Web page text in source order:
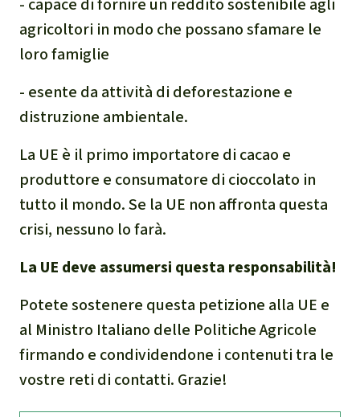
agricoltori in modo che possano sfamare le
loro famiglie
- esente da attività di deforestazione e
distruzione ambientale.
La UE è il primo importatore di cacao e
produttore e consumatore di cioccolato in
tutto il mondo. Se la UE non affronta questa
crisi, nessuno lo farà.
La UE deve assumersi questa responsabilità!
Potete sostenere questa petizione alla UE e
al Ministro Italiano delle Politiche Agricole
firmando e condividendone i contenuti tra le
vostre reti di contatti. Grazie!